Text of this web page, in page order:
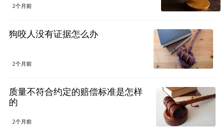
2个月前
狗咬人没有证据怎么办
2个月前
质量不符合约定的赔偿标准是怎样
的
2个月前